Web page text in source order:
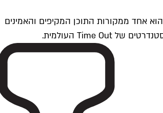
Time Outתל אביב הוא חלק מרשת Time Out Global — רשת מדיה בינלאומית הפועלת ב-360 ערים מרכזיות וב-60 מדינות ברחבי העולם. Time Out הוא אחד ממקורות התוכן המקיפים והאמינים